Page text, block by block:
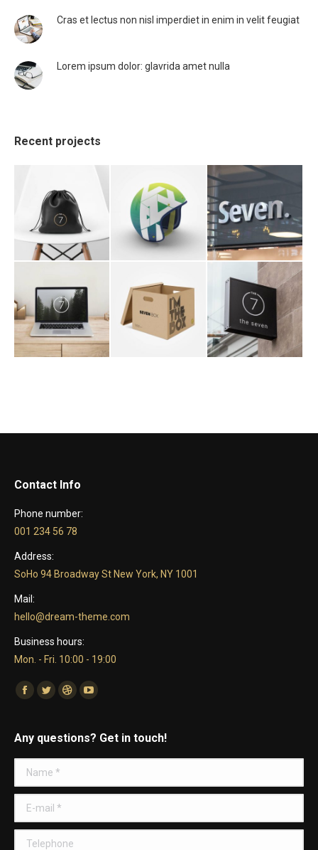
Cras et lectus non nisl imperdiet in enim in velit feugiat
Lorem ipsum dolor: glavrida amet nulla
Recent projects
Contact Info
Phone number:
001 234 56 78
Address:
SoHo 94 Broadway St New York, NY 1001
Mail:
hello@dream-theme.com
Business hours:
Mon. - Fri. 10:00 - 19:00
Find us on:
Facebook
TwitterDribbbleYouTube
Any questions? Get in touch!
Name *
E-mail *
Telephone